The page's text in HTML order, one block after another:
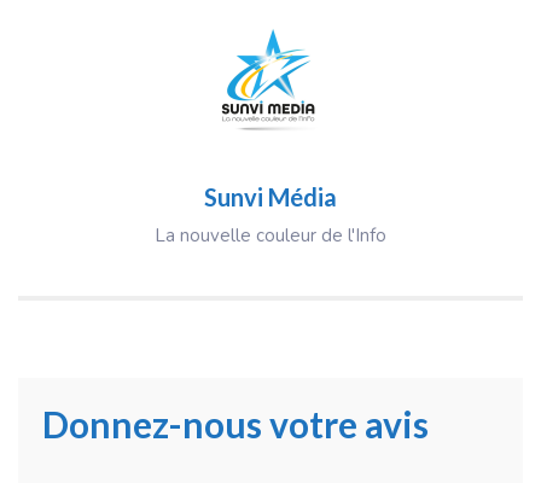
Sunvi Média
La nouvelle couleur de l'Info
Donnez-nous votre avis